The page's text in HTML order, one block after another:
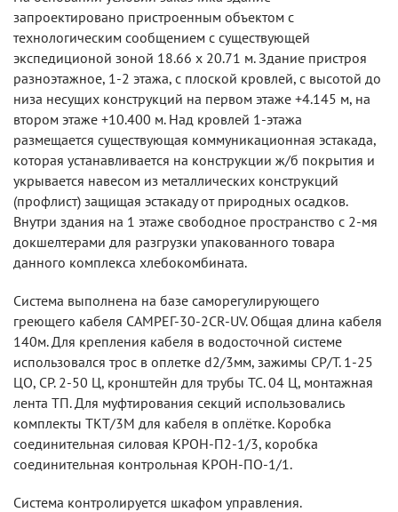
запроектировано пристроенным объектом с
технологическим сообщением с существующей
экспедиционой зоной 18.66 х 20.71 м. Здание пристроя
разноэтажное, 1-2 этажа, с плоской кровлей, с высотой до
низа несущих конструкций на первом этаже +4.145 м, на
втором этаже +10.400 м. Над кровлей 1-этажа
размещается существующая коммуникационная эстакада,
которая устанавливается на конструкции ж/б покрытия и
укрывается навесом из металлических конструкций
(профлист) защищая эстакаду от природных осадков.
Внутри здания на 1 этаже свободное пространство с 2-мя
докшелтерами для разгрузки упакованного товара
данного комплекса хлебокомбината.
Система выполнена на базе саморегулирующего
греющего кабеля САМРЕГ-30-2CR-UV. Общая длина кабеля
140м. Для крепления кабеля в водосточной системе
использовался трос в оплетке d2/3мм, зажимы СР/Т. 1-25
ЦО, СР. 2-50 Ц, кронштейн для трубы ТС. 04 Ц, монтажная
лента ТП. Для муфтирования секций использовались
комплекты ТКТ/3М для кабеля в оплётке. Коробка
соединительная силовая КРОН-П2-1/3, коробка
соединительная контрольная КРОН-ПО-1/1.
Система контролируется шкафом управления.